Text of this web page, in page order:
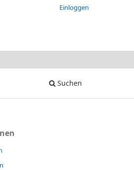
Suchen
Einloggen